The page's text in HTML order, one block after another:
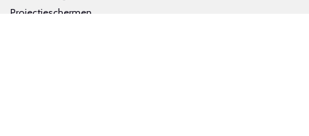
Projectieschermen